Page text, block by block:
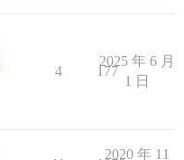
4 177
2025 年 6 月
1 日
2020 年 11